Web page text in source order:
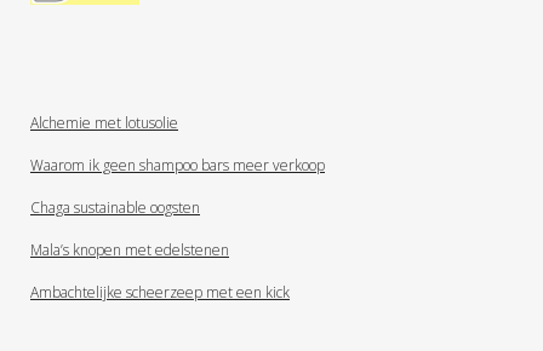
Alchemie met lotusolie
Waarom ik geen shampoo bars meer verkoop
Chaga sustainable oogsten
Mala’s knopen met edelstenen
Ambachtelijke scheerzeep met een kick